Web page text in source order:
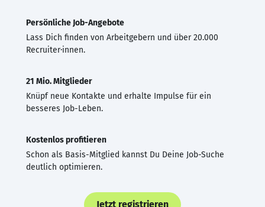
Persönliche Job-Angebote
Lass Dich finden von Arbeitgebern und über 20.000
Recruiter·innen.
21 Mio. Mitglieder
Knüpf neue Kontakte und erhalte Impulse für ein
besseres Job-Leben.
Kostenlos profitieren
Schon als Basis-Mitglied kannst Du Deine Job-Suche
deutlich optimieren.
Jetzt registrieren